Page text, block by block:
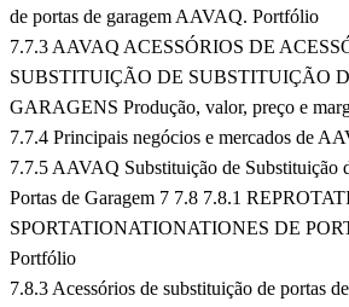
de portas de garagem AAVAQ. Portfólio
7.7.3 AAVAQ ACESSÓRIOS DE
SUBSTITUIÇÃO DE SUBSTITUIÇÃO
GARAGENS Produção, valor, preço e
7.7.4 Principais negócios e mercados de
7.7.5 AAVAQ Substituição de Substituição
Portas de Garagem 7 7.8 7.8.1
SPORTATIONATIONATIONES DE
Portfólio
7.8.3 Acessórios de substituição de portas